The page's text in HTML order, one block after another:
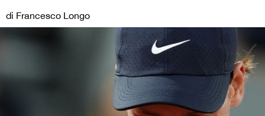
di Francesco Longo